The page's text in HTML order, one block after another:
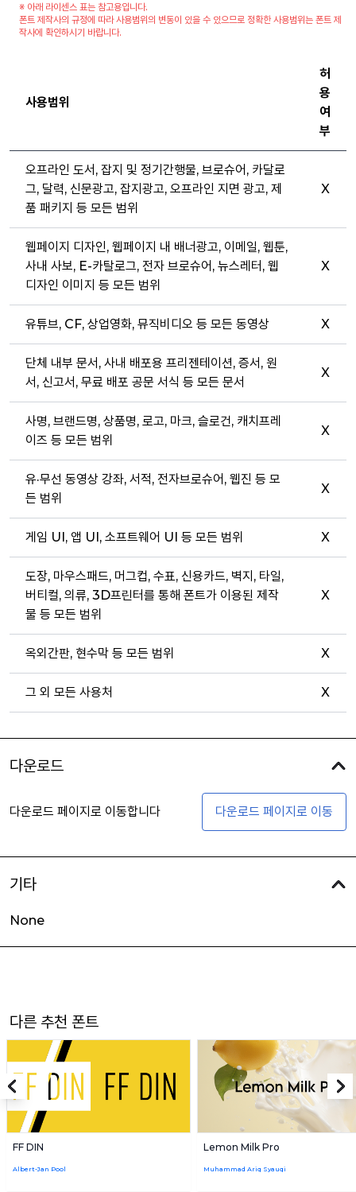
※ 아래 라이센스 표는 참고용입니다.
폰트 제작사의 규정에 따라 사용범위의 변동이 있을 수 있으므로 정확한 사용범위는 폰트 제
작사에 확인하시기 바랍니다.
사용범위
허
용
여
부
오프라인 도서, 잡지 및 정기간행물, 브로슈어, 카달로
그, 달력, 신문광고, 잡지광고, 오프라인 지면 광고, 제
품 패키지 등 모든 범위
X
웹페이지 디자인, 웹페이지 내 배너광고, 이메일, 웹툰,
사내 사보, E-카탈로그, 전자 브로슈어, 뉴스레터, 웹
디자인 이미지 등 모든 범위
X
유튜브, CF, 상업영화, 뮤직비디오 등 모든 동영상 X
단체 내부 문서, 사내 배포용 프리젠테이션, 증서, 원
서, 신고서, 무료 배포 공문 서식 등 모든 문서
X
사명, 브랜드명, 상품명, 로고, 마크, 슬로건, 캐치프레
이즈 등 모든 범위
X
유·무선 동영상 강좌, 서적, 전자브로슈어, 웹진 등 모
든 범위
X
게임 UI, 앱 UI, 소프트웨어 UI 등 모든 범위 X
도장, 마우스패드, 머그컵, 수표, 신용카드, 벽지, 타일,
버티컬, 의류, 3D프린터를 통해 폰트가 이용된 제작
물 등 모든 범위
X
옥외간판, 현수막 등 모든 범위 X
그 외 모든 사용처 X
다운로드
다운로드 페이지로 이동합니다 다운로드 페이지로 이동
기타
None
다른 추천 폰트
FF DIN
Albert-Jan Pool
Lemon Milk Pro
Muhammad Ariq Syauqi